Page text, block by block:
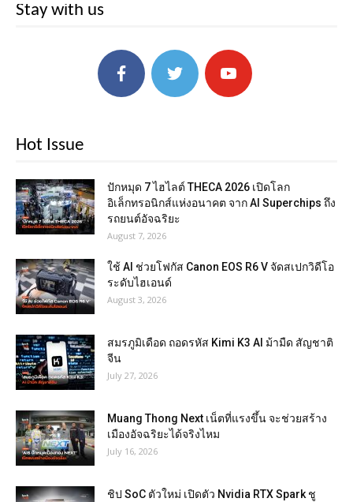
Stay with us
Hot Issue
ปักหมุด 7 ไฮไลต์ THECA 2026 เปิดโลก
อิเล็กทรอนิกส์แห่งอนาคต จาก AI Superchips ถึง
รถยนต์อัจฉริยะ
August 7, 2026
ใช้ AI ช่วยโฟกัส Canon EOS R6 V จัดสเปกวิดีโอ
ระดับไฮเอนด์
August 3, 2026
สมรภูมิเดือด ถอดรหัส Kimi K3 AI ม้ามืด สัญชาติ
จีน
July 27, 2026
Muang Thong Next เน็ตที่แรงขึ้น จะช่วยสร้าง
เมืองอัจฉริยะได้จริงไหม
July 16, 2026
ชิป SoC ตัวใหม่ เปิดตัว Nvidia RTX Spark ชู